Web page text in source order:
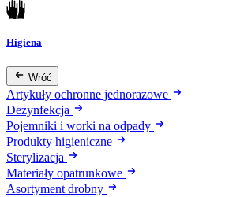
Higiena
Wróć
Artykuły ochronne jednorazowe
Dezynfekcja
Pojemniki i worki na odpady
Produkty higieniczne
Sterylizacja
Materiały opatrunkowe
Asortyment drobny